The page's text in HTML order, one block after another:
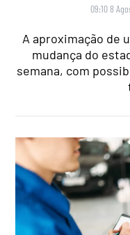
09:10 8
A aproximação de
mudança do
semana, com